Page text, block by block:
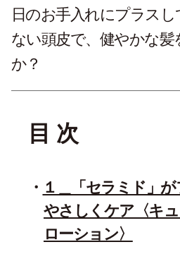
日のお手入れにプラス
ない頭皮で、健やかな
か？
目 次
１＿「セラミド」
やさしくケア〈キ
ローション〉